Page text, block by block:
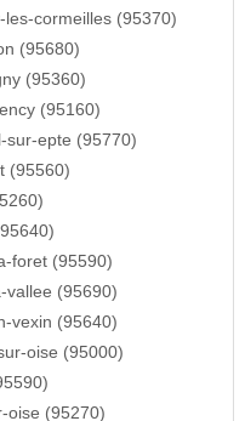
cormeilles (95370)
(95680)
(95360)
(95160)
sur-epte (95770)
(95560)
foret (95590)
vallee (95690)
vexin (95640)
oise (95000)
oise (95270)